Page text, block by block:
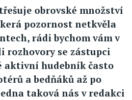
obrovské množství
pozornost netkvěla
rádi bychom vám v
rozhovory se zástupci
aktivní hudebník často
a bedňáků až po
taková nás v redakci